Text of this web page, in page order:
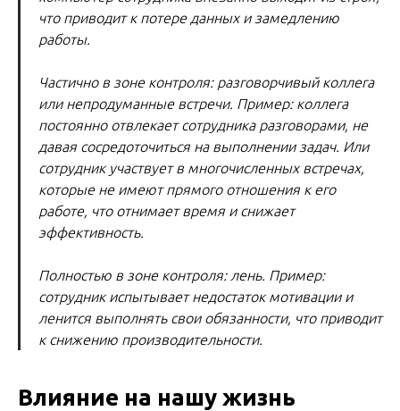
что приводит к потере данных и замедлению
работы.
Частично в зоне контроля: разговорчивый коллега
или непродуманные встречи. Пример: коллега
постоянно отвлекает сотрудника разговорами, не
давая сосредоточиться на выполнении задач. Или
сотрудник участвует в многочисленных встречах,
которые не имеют прямого отношения к его
работе, что отнимает время и снижает
эффективность.
Полностью в зоне контроля: лень. Пример:
сотрудник испытывает недостаток мотивации и
ленится выполнять свои обязанности, что приводит
к снижению производительности.
Влияние на нашу жизнь